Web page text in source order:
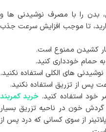
بدن را با مصرف نوشیدنی ها و
تا موجب افزایش سرعت جذب
کشیدن ممنوع است.
خرید کمربند
گردش خون در ناحیه تزریق بسیار
از سوی کسانی که درد پس از